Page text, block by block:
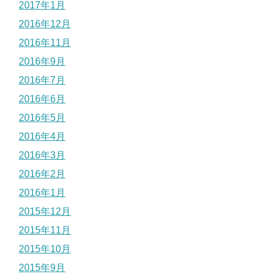
2017年1月
2016年12月
2016年11月
2016年9月
2016年7月
2016年6月
2016年5月
2016年4月
2016年3月
2016年2月
2016年1月
2015年12月
2015年11月
2015年10月
2015年9月